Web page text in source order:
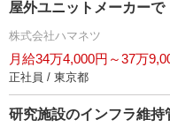
屋外ユニットメーカーで
株式会社ハマネツ
月給34万4,000円～37万
正社員 / 東京都
研究施設のインフラ維